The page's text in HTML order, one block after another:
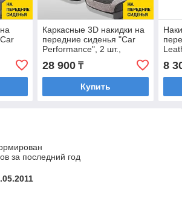
Каркасные 3D накидки на
передние сиденья "Car
Performance", 2 шт.,
fiberflax черно-серые
28 900₸
Купить
8
за последний год